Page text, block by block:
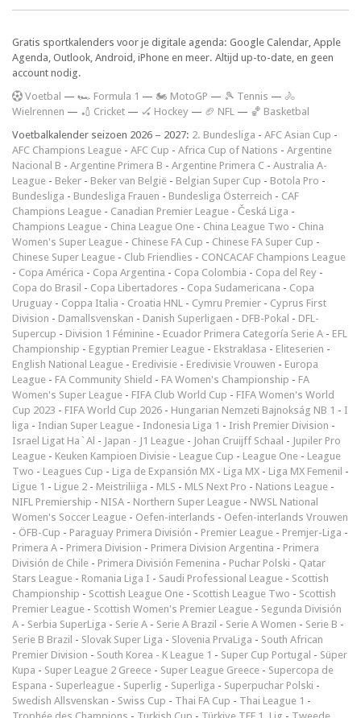
Gratis sportkalenders voor je digitale agenda: Google Calendar, Apple
Agenda, Outlook, Android, iPhone en meer. Altijd up-to-date, en geen
account nodig.
Voetbal — 🏎️ Formula 1 — 🏍 MotoGP — 🎾 Tennis — 🚴
Wielrennen — 🏏 Cricket — 🏑 Hockey — 🏈 NFL — 🏀 Basketbal
Voetbalkalender seizoen 2026 – 2027: 2. Bundesliga - AFC Asian Cup -
AFC Champions League - AFC Cup - Africa Cup of Nations - Argentine
Nacional B - Argentine Primera B - Argentine Primera C - Australia A-
League - Beker - Beker van België - Belgian Super Cup - Botola Pro -
Bundesliga - Bundesliga Frauen - Bundesliga Österreich - CAF
Champions League - Canadian Premier League - Česká Liga -
Champions League - China League One - China League Two - China
Women's Super League - Chinese FA Cup - Chinese FA Super Cup -
Chinese Super League - Club Friendlies - CONCACAF Champions League
- Copa América - Copa Argentina - Copa Colombia - Copa del Rey -
Copa do Brasil - Copa Libertadores - Copa Sudamericana - Copa
Uruguay - Coppa Italia - Croatia HNL - Cymru Premier - Cyprus First
Division - Damallsvenskan - Danish Superligaen - DFB-Pokal - DFL-
Supercup - Division 1 Féminine - Ecuador Primera Categoría Serie A - EFL
Championship - Egyptian Premier League - Ekstraklasa - Eliteserien -
English National League - Eredivisie - Eredivisie Vrouwen - Europa
League - FA Community Shield - FA Women's Championship - FA
Women's Super League - FIFA Club World Cup - FIFA Women's World
Cup 2023 - FIFA World Cup 2026 - Hungarian Nemzeti Bajnokság NB 1 - I
liga - Indian Super League - Indonesia Liga 1 - Irish Premier Division -
Israel Ligat Ha`Al - Japan - J1 League - Johan Cruijff Schaal - Jupiler Pro
League - Keuken Kampioen Divisie - League Cup - League One - League
Two - Leagues Cup - Liga de Expansión MX - Liga MX - Liga MX Femenil -
Ligue 1 - Ligue 2 - Meistriliiga - MLS - MLS Next Pro - Nations League -
NIFL Premiership - NISA - Northern Super League - NWSL National
Women's Soccer League - Oefen-interlands - Oefen-interlands Vrouwen
- ÖFB-Cup - Paraguay Primera División - Premier League - Premjer-Liga -
Primera A - Primera Division - Primera Division Argentina - Primera
División de Chile - Primera División Femenina - Puchar Polski - Qatar
Stars League - Romania Liga I - Saudi Professional League - Scottish
Championship - Scottish League One - Scottish League Two - Scottish
Premier League - Scottish Women's Premier League - Segunda División
A - Serbia SuperLiga - Serie A - Serie A Brazil - Serie A Women - Serie B -
Serie B Brazil - Slovak Super Liga - Slovenia PrvaLiga - South African
Premier Division - South Korea - K League 1 - Super Cup Portugal - Süper
Kupa - Super League 2 Greece - Super League Greece - Supercopa de
Espana - Superleague - Superlig - Superliga - Superpuchar Polski -
Swedish Allsvenskan - Swiss Cup - Thai FA Cup - Thai League 1 -